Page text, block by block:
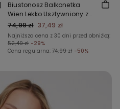
Biustonosz Balkonetka
Wien Lekko Usztywniony z
Koronki z Recyklingu
74,99 zł 37,49 zł
Najniższa cena z 30 dni przed obniżką:
52,49 zł -29%
Cena regularna: 74,99 zł -50%